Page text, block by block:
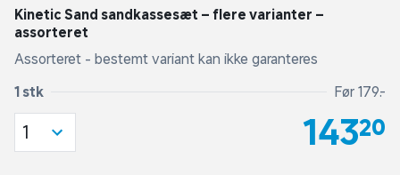
Kinetic Sand sandkassesæt – flere varianter –
assorteret
Assorteret - bestemt variant kan ikke garanteres
1 stk Før 179,-
143,20
1